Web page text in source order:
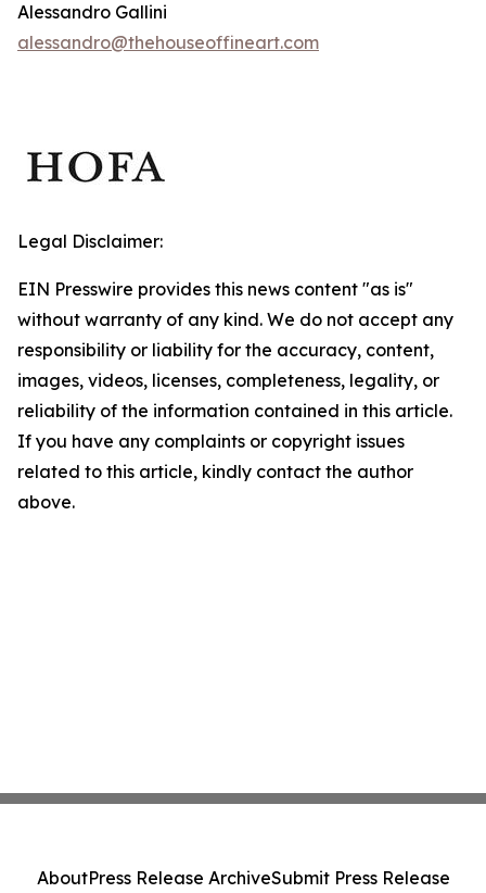
Alessandro Gallini
alessandro@thehouseoffineart.com
Legal Disclaimer:
EIN Presswire provides this news content "as is"
without warranty of any kind. We do not accept any
responsibility or liability for the accuracy, content,
images, videos, licenses, completeness, legality, or
reliability of the information contained in this article.
If you have any complaints or copyright issues
related to this article, kindly contact the author
above.
AboutPress Release ArchiveSubmit Press Release